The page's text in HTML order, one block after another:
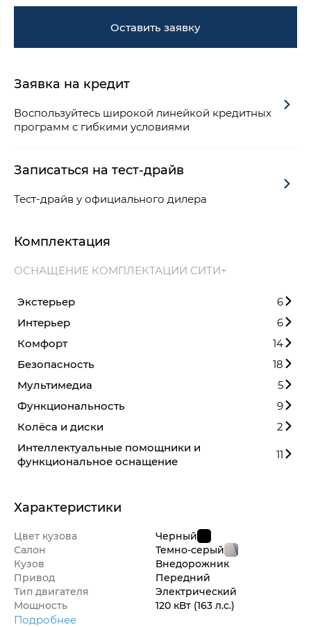
Оставить заявку
Заявка на кредит
Воспользуйтесь широкой линейкой кредитных
программ с гибкими условиями
Записаться на тест-драйв
Тест-драйв у официального дилера
Комплектация
ОСНАЩЕНИЕ КОМПЛЕКТАЦИИ СИТИ+
Экстерьер
6
Интерьер
6
Комфорт
14
Безопасность
18
Мультимедиа
5
Функциональность
9
Колёса и диски
2
Интеллектуальные помощники и
функциональное оснащение
11
Характеристики
Цвет кузова
Черный
Салон
Темно-серый
Кузов
Внедорож­ник
Привод
Передний
Тип двигателя
Электрический
Мощность
120 кВт (163 л.с.)
Подробнее